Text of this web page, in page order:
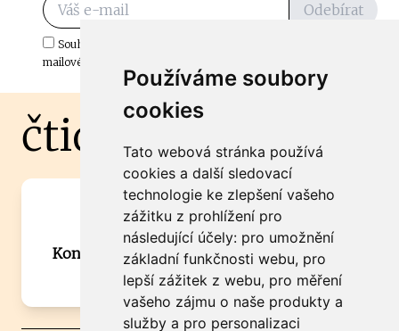
Používáme soubory
cookies
Tato webová stránka používá
cookies a další sledovací
technologie ke zlepšení vašeho
zážitku z prohlížení pro
následující účely: pro umožnění
základní funkčnosti webu, pro
lepší zážitek z webu, pro měření
vašeho zájmu o naše produkty a
služby a pro personalizaci
Odebírat
Souhlasím s odběrem důležitých zpráv ze ČtiDoma.cz do mé e-
mailové schránky.
čtidoma.cz
Máte zajímavou informaci? Chcete
spolupracovat?
Kontaktujte šéfredaktora Martina Chalupu:
chalupa@ctidoma.cz